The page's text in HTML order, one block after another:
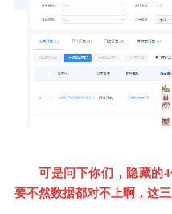
可是问下你们，隐藏的
要不然数据都对不上啊，这